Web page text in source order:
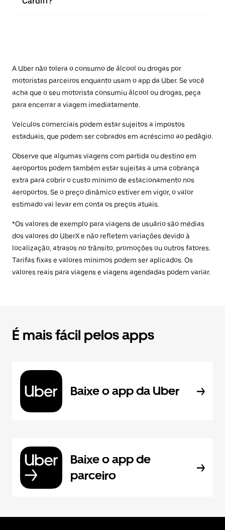
A Uber não tolera o consumo de álcool ou drogas por
motoristas parceiros enquanto usam o app da Uber. Se você
acha que o seu motorista consumiu álcool ou drogas, peça
para encerrar a viagem imediatamente.
Veículos comerciais podem estar sujeitos a impostos
estaduais, que podem ser cobrados em acréscimo ao pedágio.
Observe que algumas viagens com partida ou destino em
aeroportos podem também estar sujeitas a uma cobrança
extra para cobrir o custo mínimo de estacionamento nos
aeroportos. Se o preço dinâmico estiver em vigor, o valor
estimado vai levar em conta os preços atuais.
*Os valores de exemplo para viagens de usuário são médias
dos valores do UberX e não refletem variações devido à
localização, atrasos no trânsito, promoções ou outros fatores.
Tarifas fixas e valores mínimos podem ser aplicados. Os
valores reais para viagens e viagens agendadas podem variar.
É mais fácil pelos apps
Baixe o app da Uber
Baixe o app de
parceiro